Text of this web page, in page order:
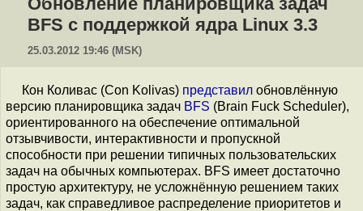
BFS с поддержкой ядра Linux 3.3
25.03.2012 19:46 (MSK)
Кон Коливас (Con Kolivas) представил обновлённую
версию планировщика задач BFS (Brain Fuck Scheduler),
ориентированного на обеспечение оптимальной
отзывчивости, интерактивности и пропускной
способности при решении типичных пользовательских
задач на обычных компьютерах. BFS имеет достаточно
простую архитектуру, не усложнённую решением таких
задач, как справедливое распределение приоритетов и